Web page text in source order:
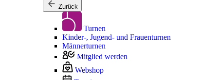
Zurück
Turnen
Kinder-, Jugend- und Frauenturnen
Männerturnen
Mitglied werden
Webshop